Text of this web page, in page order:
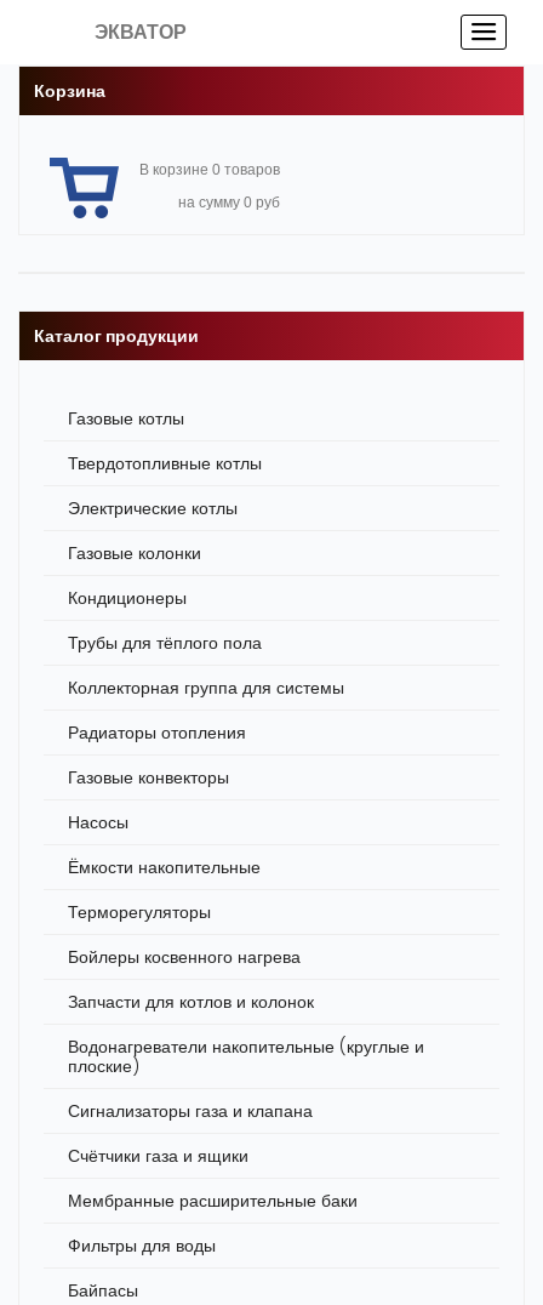
ЭКВАТОР
Корзина
В корзине 0 товаров
на сумму 0 руб
Каталог продукции
Газовые котлы
Твердотопливные котлы
Электрические котлы
Газовые колонки
Кондиционеры
Трубы для тёплого пола
Коллекторная группа для системы
Радиаторы отопления
Газовые конвекторы
Насосы
Ёмкости накопительные
Терморегуляторы
Бойлеры косвенного нагрева
Запчасти для котлов и колонок
Водонагреватели накопительные (круглые и
плоские)
Сигнализаторы газа и клапана
Счётчики газа и ящики
Мембранные расширительные баки
Фильтры для воды
Байпасы